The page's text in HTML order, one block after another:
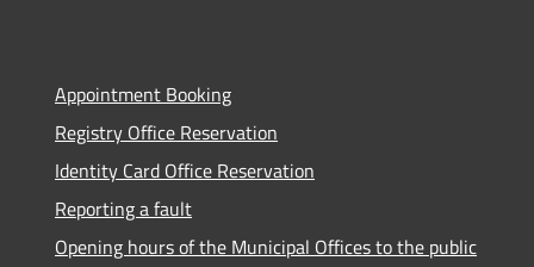
Appointment Booking
Registry Office Reservation
Identity Card Office Reservation
Reporting a fault
Opening hours of the Municipal Offices to the public